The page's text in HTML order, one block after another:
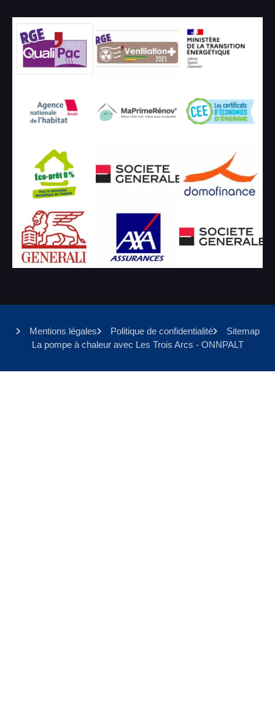
Mentions légales Politique de confidentialité
Sitemap
La pompe à chaleur avec Les Trois Arcs - ONNPALT